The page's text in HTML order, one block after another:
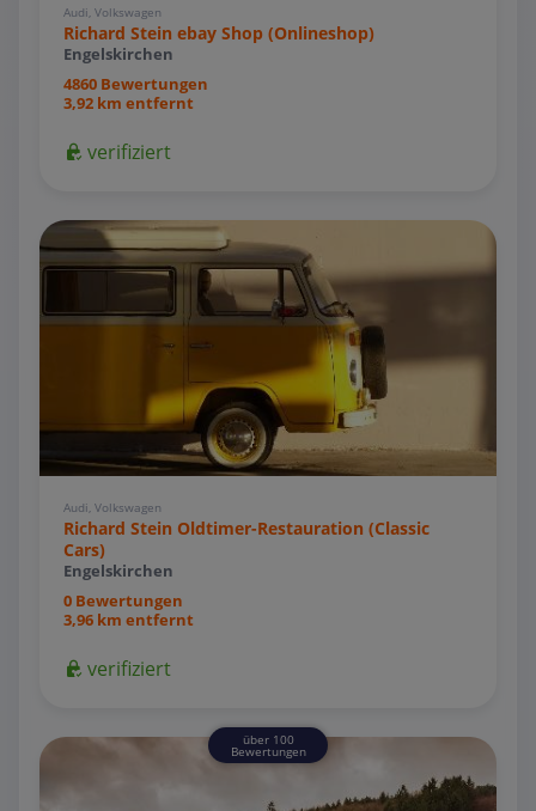
Audi, Volkswagen
Richard Stein ebay Shop (Onlineshop)
Engelskirchen
4860 Bewertungen
3,92 km entfernt
verifiziert
Audi, Volkswagen
Richard Stein Oldtimer-Restauration (Classic
Cars)
Engelskirchen
0 Bewertungen
3,96 km entfernt
verifiziert
über 100
Bewertungen